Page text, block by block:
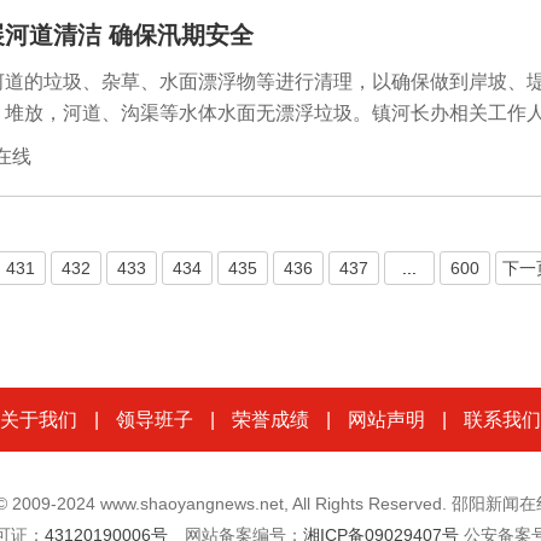
道清洁 确保汛期安全
的垃圾、杂草、水面漂浮物等进行清理，以确保做到岸坡、
放，河道、沟渠等水体水面无漂浮垃圾。镇河长办相关工作
汛期间防汛宣传，同时引导群众养成爱护环境的好习惯，一
线
431 432 433 434 435 436 437 600 下一
关于我们 领导班子 荣誉成绩 网站声明 联系我们
2009-2024 www.shaoyangnews.net, All Rights Reserved. 邵阳新闻在
证： 43120190006号网站备案编号： 湘ICP备09029407号公安备案